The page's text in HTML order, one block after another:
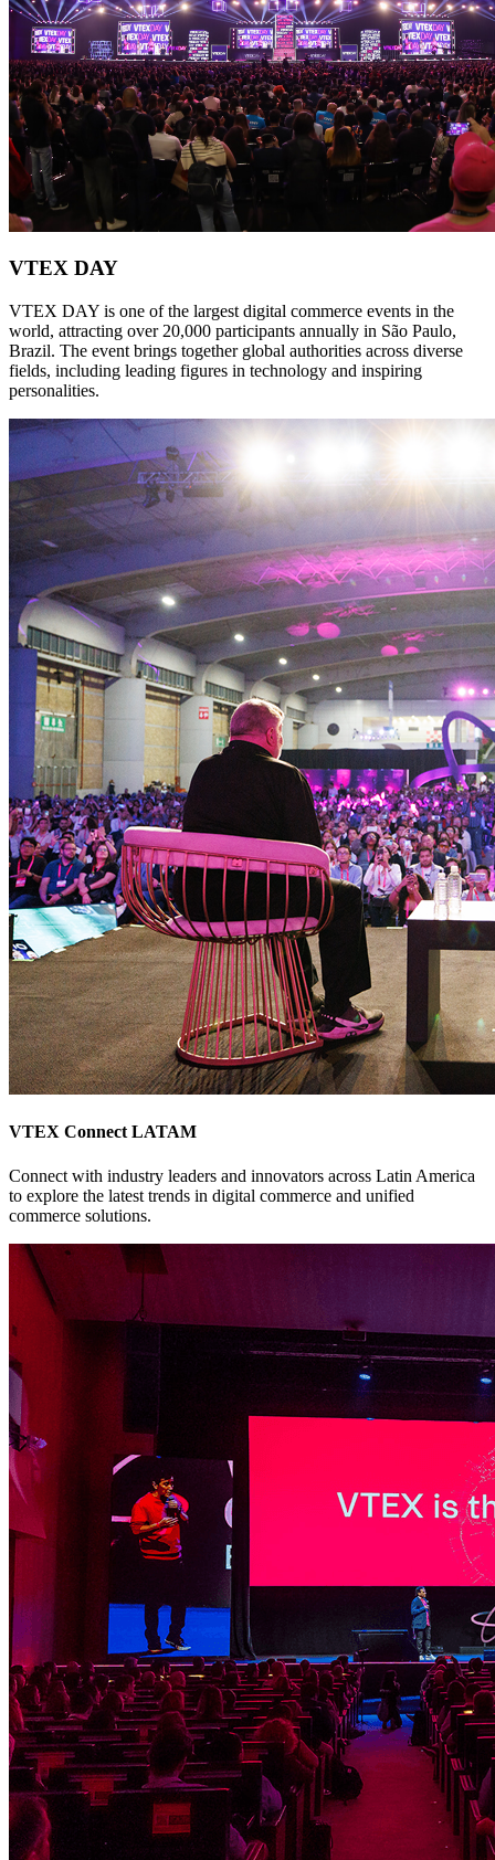
VTEX DAY
VTEX DAY is one of the largest digital commerce events in the
world, attracting over 20,000 participants annually in São Paulo,
Brazil. The event brings together global authorities across diverse
fields, including leading figures in technology and inspiring
personalities.
VTEX Connect LATAM
Connect with industry leaders and innovators across Latin America
to explore the latest trends in digital commerce and unified
commerce solutions.